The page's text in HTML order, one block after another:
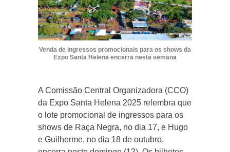
Venda de ingressos promocionais para os shows da
Expo Santa Helena encerra nesta semana
A Comissão Central Organizadora (CCO)
da Expo Santa Helena 2025 relembra que
o lote promocional de ingressos para os
shows de Raça Negra, no dia 17, e Hugo
e Guilherme, no dia 18 de outubro,